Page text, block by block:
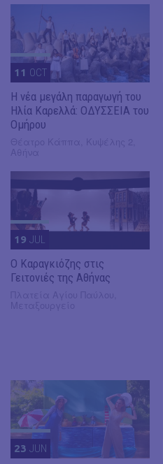
11 OCT
Η νέα μεγάλη παραγωγή του
Ηλία Καρελλά: ΟΔΥΣΣΕΙΑ του
Ομήρου
19 JUL
​Ο Καραγκιόζης στις
Γειτονιές της Αθήνας
23 JUN